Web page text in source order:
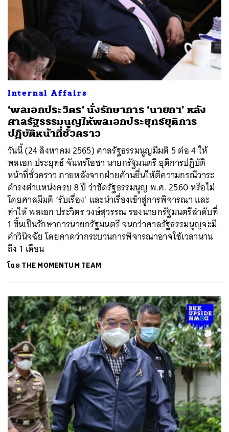
Internal Affairs
‘พลเอกประวิตร’ นั่งรักษาการ ‘นายกฯ’ หลัง
ศาลรัฐธรรมนูญให้พลเอกประยุทธ์ยุติการ
ปฏิบัติหน้าที่ชั่วคราว
วันนี้ (24 สิงหาคม 2565) ศาลรัฐธรรมนูญมีมติ 5 ต่อ 4 ให้
พลเอก ประยุทธ์ จันทร์โอชา นายกรัฐมนตรี ยุติการปฏิบัติ
หน้าที่ชั่วคราว ภายหลังจากฝ่ายค้านยื่นให้ตีความกรณีวาระ
ดำรงตำแหน่งครบ 8 ปี ว่าขัดรัฐธรรมนูญ พ.ศ. 2560 หรือไม่
โดยศาลมีมติ ‘รับเรื่อง’ และนำเรื่องเข้าสู่การพิจารณา และ
ทำให้ พลเอก ประวิตร วงษ์สุวรรณ รองนายกรัฐมนตรีลำดับที่
1 ขึ้นเป็นรักษาการนายกรัฐมนตรี จนกว่าศาลรัฐธรรมนูญจะมี
คำวินิจฉัย โดยคาดว่ากระบวนการพิจารณาอาจใช้เวลานาน
ถึง 1 เดือน
โดย THE MOMENTUM TEAM